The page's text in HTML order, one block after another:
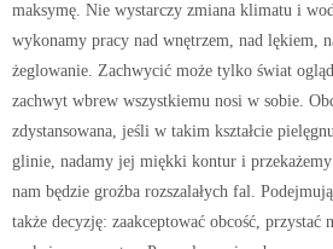
maksymę. Nie wystarczy zmiana klimatu i
wykonamy pracy nad wnętrzem, nad lękiem,
żeglowanie. Zachwycić może tylko świat
zachwyt wbrew wszystkiemu nosi w sobie.
zdystansowana, jeśli w takim kształcie
glinie, nadamy jej miękki kontur i przekażemy
nam będzie groźba rozszalałych fal.
także decyzję: zaakceptować obcość, przystać